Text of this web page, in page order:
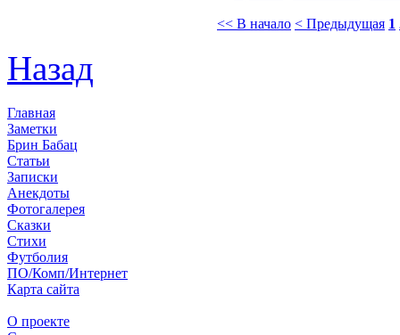
<< В начало < Предыдущая 1
Назад
Главная
Заметки
Брин Бабац
Статьи
Записки
Анекдоты
Фотогалерея
Сказки
Стихи
Футболия
ПО/Комп/Интернет
Карта сайта
О проекте